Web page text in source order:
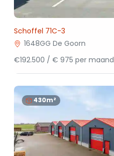
Schoffel 71C-3
1648GG De Goorn
€192.500 / € 975 per maand
430m²